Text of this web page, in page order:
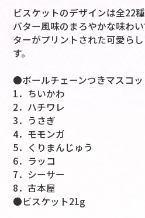
ビスケットのデザインは全22種
バター風味のまろやかな味わ
ターがプリントされた可愛ら
す。
●ボールチェーンつきマスコ
1．ちいかわ
2．ハチワレ
3．うさぎ
4．モモンガ
5．くりまんじゅう
6．ラッコ
7．シーサー
8．古本屋
●ビスケット21g